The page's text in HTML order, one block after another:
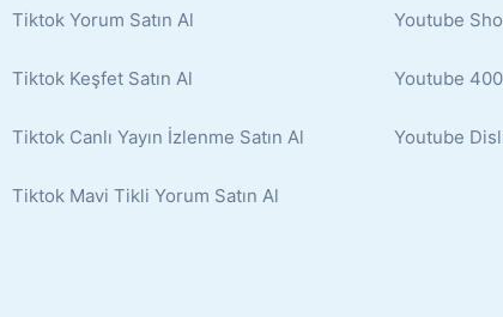
Tiktok Yorum Satın Al
Tiktok Keşfet Satın Al
Tiktok Canlı Yayın İzlenme Satın Al
Tiktok Mavi Tikli Yorum Satın Al
Youtube
Youtube
Youtube